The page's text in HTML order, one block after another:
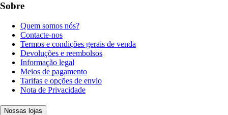
Sobre
Quem somos nós?
Contacte-nos
Termos e condições gerais de venda
Devoluções e reembolsos
Informação legal
Meios de pagamento
Tarifas e opções de envio
Nota de Privacidade
Nossas lojas